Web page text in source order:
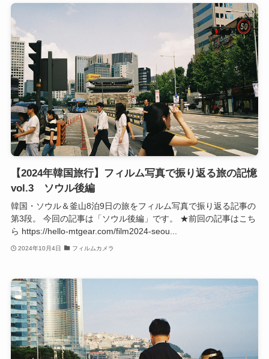
【2024年韓国旅行】フィルム写真で振り返る旅の記憶
vol.3 ソウル後編
韓国・ソウル＆釜山8泊9日の旅をフィルム写真で振り返る記事の
第3段。 今回の記事は「ソウル後編」です。 ★前回の記事はこち
ら https://hello-mtgear.com/film2024-seou...
2024年10月4日 フィルムカメラ